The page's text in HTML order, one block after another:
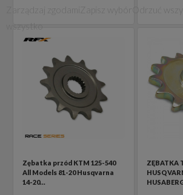
Zębatka przód KTM 125-540
All Models 81-20 Husqvarna
14-20…
ZĘBATKA
Zarządzaj zgodami